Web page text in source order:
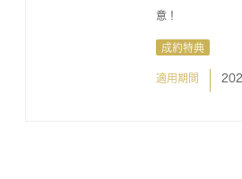
意！
成約特典
適用期間